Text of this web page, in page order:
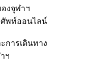
งจุฬาฯ
พท์ออนไลน์
การเดินทาง
ฯ